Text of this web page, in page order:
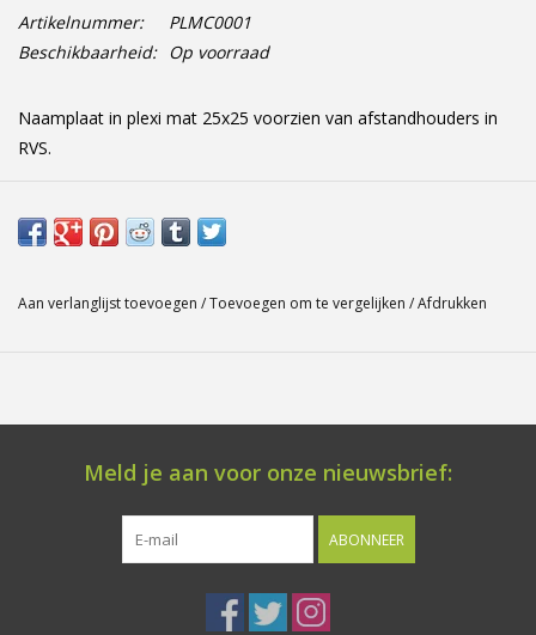
Artikelnummer:
PLMC0001
Beschikbaarheid: Op voorraad
Naamplaat in plexi mat 25x25 voorzien van afstandhouders in
RVS.
Aan verlanglijst toevoegen /Toevoegen om te vergelijken /Afdrukken
Meld je aan voor onze nieuwsbrief:
ABONNEER